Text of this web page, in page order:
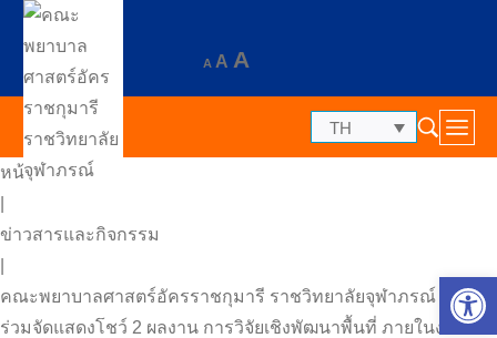
A A A
TH
หน้าแรก
ข่าวสารและกิจกรรม
คณะพยาบาลศาสตร์อัครราชกุมารี ราชวิทยาลัยจุฬาภรณ์ เข้า
ร่วมจัดแสดงโชว์ 2 ผลงาน การวิจัยเชิงพัฒนาพื้นที่ ภายในงาน